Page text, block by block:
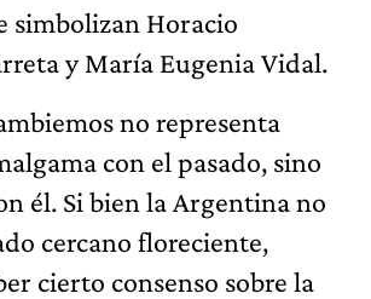
simbolizan Horacio
y María Eugenia Vidal.
no representa
con el pasado, sino
él. Si bien la Argentina no
cercano floreciente,
cierto consenso sobre la